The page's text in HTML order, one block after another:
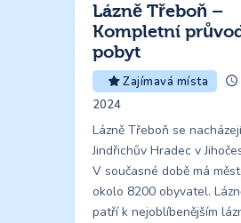
Lázně Třeboň –
Kompletní
pobyt
Zajímavá místa
2024
Lázně Třeboň se
Jindřichův Hradec v
V současné době má
okolo 8200 obyvatel.
patří k nejoblíbenějším